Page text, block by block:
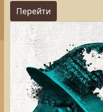
Перейти